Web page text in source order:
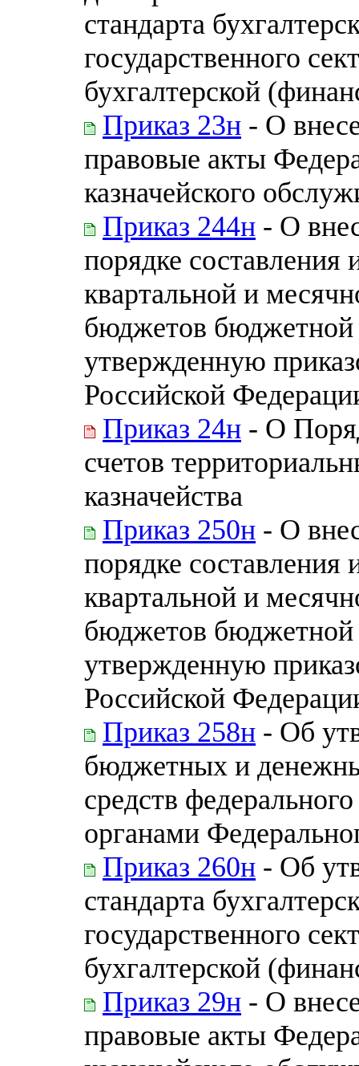
стандарта
государственного
бухгалтерской
Приказ 23н - О
правовые акты
казначейского
Приказ 244н - О
порядке составления
квартальной и
бюджетов бюджетной
утвержденную
Российской
Приказ 24н - О
счетов
казначейства
Приказ 250н - О
порядке составления
квартальной и
бюджетов бюджетной
утвержденную
Российской
Приказ 258н - Об
бюджетных и
средств
органами
Приказ 260н - Об
стандарта
государственного
бухгалтерской
Приказ 29н - О
правовые акты